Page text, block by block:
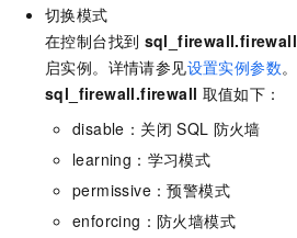
切换模式
在控制台找到 sql_firewall.firewall
启实例。详情请参见设置实例参数。
sql_firewall.firewall 取值如下：
disable：关闭 SQL 防火墙
learning：学习模式
permissive：预警模式
enforcing：防火墙模式